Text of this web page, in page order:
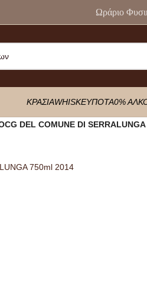
Ωράριο
ΚΡΑΣΙΑWHISKEYΠΟΤΑ0%
DEL COMUNE DI